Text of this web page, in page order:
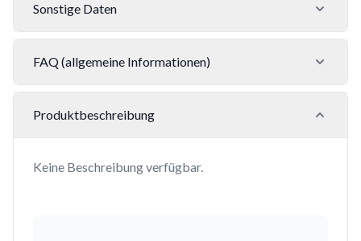
Sonstige Daten
FAQ (allgemeine Informationen)
Produktbeschreibung
Keine Beschreibung verfügbar.